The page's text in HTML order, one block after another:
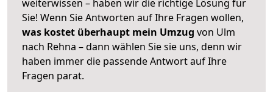
weiterwissen – haben wir die richtige Lösung für
Sie! Wenn Sie Antworten auf Ihre Fragen wollen,
was kostet überhaupt mein Umzug von Ulm
nach Rehna – dann wählen Sie sie uns, denn wir
haben immer die passende Antwort auf Ihre
Fragen parat.